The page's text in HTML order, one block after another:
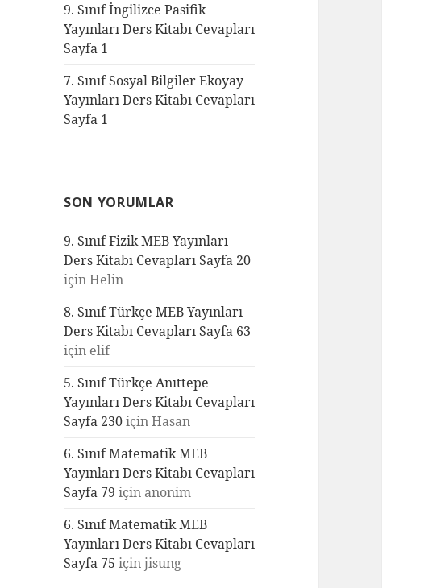
9. Sınıf İngilizce Pasifik
Yayınları Ders Kitabı Cevapları
Sayfa 1
7. Sınıf Sosyal Bilgiler Ekoyay
Yayınları Ders Kitabı Cevapları
Sayfa 1
SON YORUMLAR
9. Sınıf Fizik MEB Yayınları
Ders Kitabı Cevapları Sayfa 20
içinHelin
8. Sınıf Türkçe MEB Yayınları
Ders Kitabı Cevapları Sayfa 63
için elif
5. Sınıf Türkçe Anıttepe
Yayınları Ders Kitabı Cevapları
Sayfa 230içinHasan
6. Sınıf Matematik MEB
Yayınları Ders Kitabı Cevapları
Sayfa 79 için anonim
6. Sınıf Matematik MEB
Yayınları Ders Kitabı Cevapları
Sayfa 75 içinjisung